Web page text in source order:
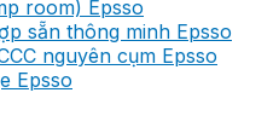
room) Epsso
sẵn thông minh Epsso
nguyên cụm Epsso
Epsso